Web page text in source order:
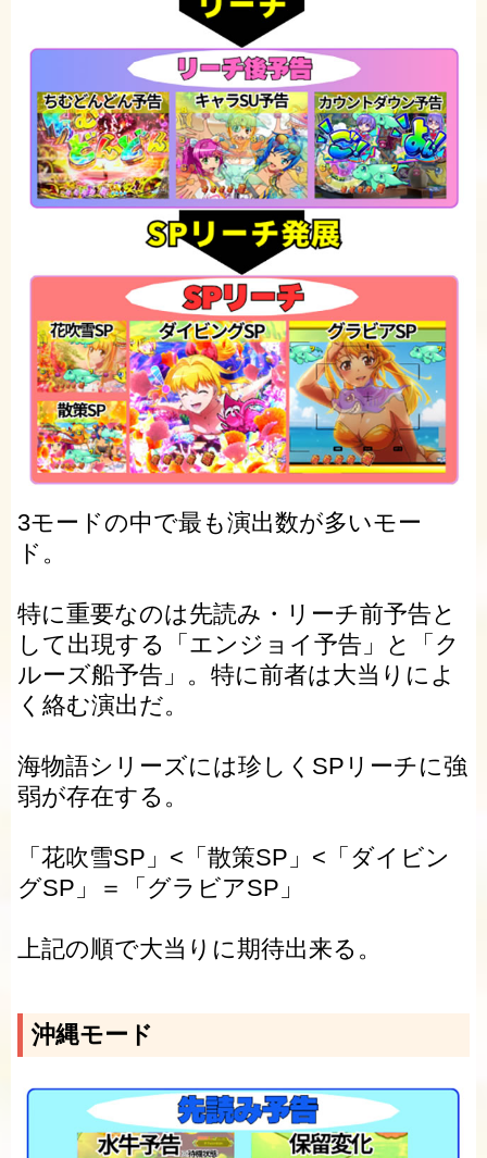
3モードの中で最も演出数が多いモー
ド。
特に重要なのは先読み・リーチ前予告と
して出現する「エンジョイ予告」と「ク
ルーズ船予告」。特に前者は大当りによ
く絡む演出だ。
海物語シリーズには珍しくSPリーチに強
弱が存在する。
「花吹雪SP」<「散策SP」<「ダイビン
グSP」＝「グラビアSP」
上記の順で大当りに期待出来る。
沖縄モード